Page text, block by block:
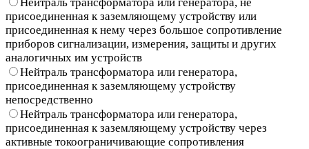
присоединенная к заземляющему устройству или
присоединенная к нему через большое сопротивление
приборов сигнализации, измерения, защиты и других
аналогичных им устройств
Нейтраль трансформатора или генератора,
присоединенная к заземляющему устройству
непосредственно
Нейтраль трансформатора или генератора,
присоединенная к заземляющему устройству через
активные токоограничивающие сопротивления